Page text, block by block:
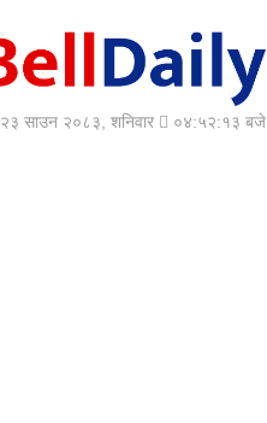
२३ साउन २०८३, शनिवार ०४:५२:१४ बजे